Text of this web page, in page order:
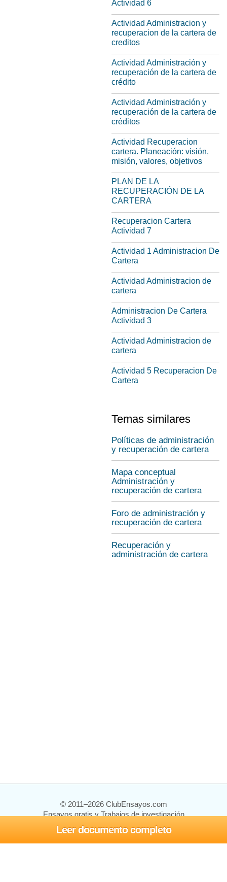
Leer documento completo
Actividad 6
Actividad Administracion y
recuperacion de la cartera de
creditos
Actividad Administración y
recuperación de la cartera de
crédito
Actividad Administración y
recuperación de la cartera de
créditos
Actividad Recuperacion
cartera. Planeación: visión,
misión, valores, objetivos
PLAN DE LA
RECUPERACIÓN DE LA
CARTERA
Recuperacion Cartera
Actividad 7
Actividad 1 Administracion De
Cartera
Actividad Administracion de
cartera
Administracion De Cartera
Actividad 3
Actividad Administracion de
cartera
Actividad 5 Recuperacion De
Cartera
Temas similares
Políticas de administración
y recuperación de cartera
Mapa conceptual
Administración y
recuperación de cartera
Foro de administración y
recuperación de cartera
Recuperación y
administración de cartera
© 2011–2026 ClubEnsayos.com
Ensayos gratis y Trabajos de investigación